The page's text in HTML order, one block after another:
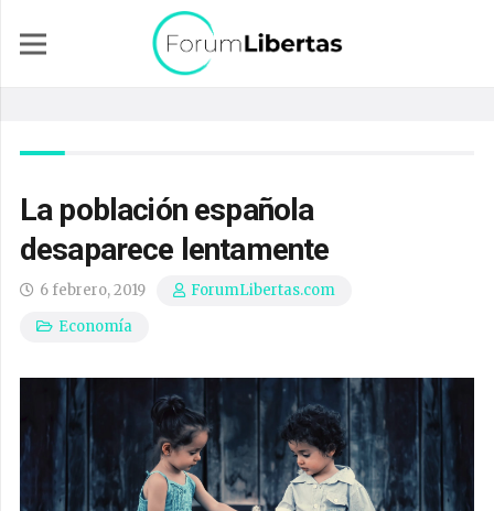
La población española
desaparece lentamente
6 febrero, 2019
ForumLibertas.com
Economía